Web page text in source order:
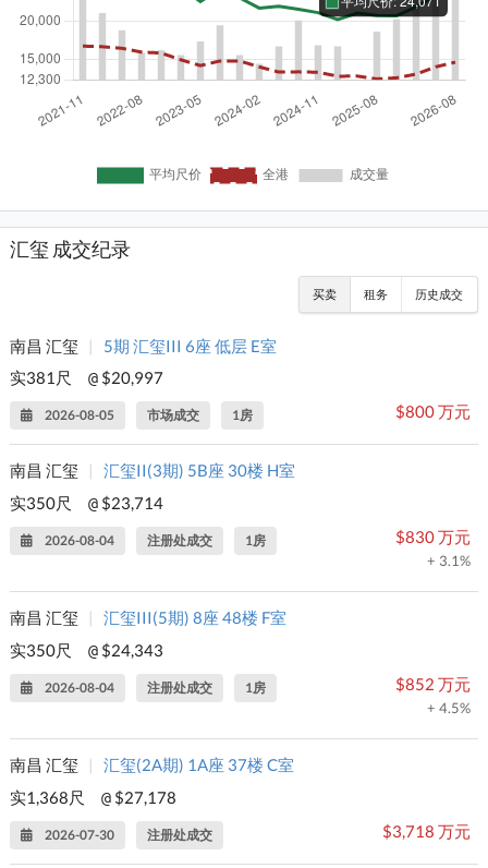
汇玺 成交纪录
买卖 租务 历史成交
南昌 汇玺 |
5期 汇玺III 6座 低层 E室
实381尺
@ $20,997
2026-08-05 市场成交 1房 $800 万元
南昌 汇玺
汇玺II(3期) 5B座 30楼 H室
实350尺
@ $23,714
2026-08-04 注册处成交 1房 $830 万元
+ 3.1%
南昌 汇玺
汇玺III(5期) 8座 48楼 F室
实350尺
@ $24,343
2026-08-04 注册处成交 1房 $852 万元
+ 4.5%
南昌 汇玺
汇玺(2A期) 1A座 37楼 C室
实1,368尺
@ $27,178
2026-07-30 注册处成交 $3,718 万元